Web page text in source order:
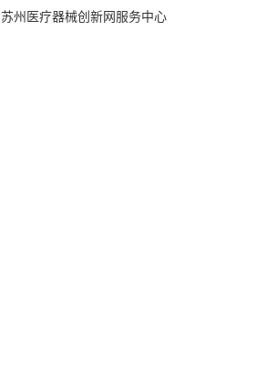
苏州医疗器械创新网服务中心